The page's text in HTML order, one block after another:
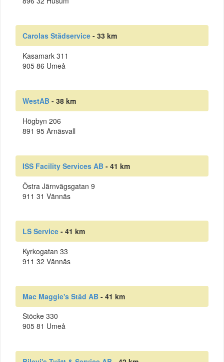
Carolas Städservice - 33 km
Kasamark 311
905 86 Umeå
WestAB - 38 km
Högbyn 206
891 95 Arnäsvall
ISS Facility Services AB - 41 km
Östra Järnvägsgatan 9
911 31 Vännäs
LS Service - 41 km
Kyrkogatan 33
911 32 Vännäs
Mac Maggie's Städ AB - 41 km
Stöcke 330
905 81 Umeå